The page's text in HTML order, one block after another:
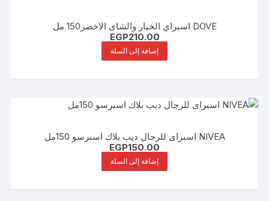
DOVE اسبراي الخيار والشاى الاخضر150 مل
EGP210.00
إضافة إلى السلة
NIVEA اسبراى للرجال ديب بلاك اسبرسو 150مل
EGP150.00
إضافة إلى السلة